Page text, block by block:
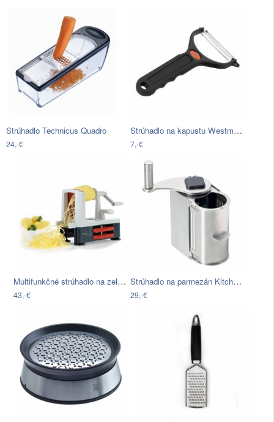
Strúhadlo Technicus Quadro
24,-€
Strúhadlo na kapustu Westmark Universal
7,-€
Multifunkčné strúhadlo na zeleninu…
43,-€
Strúhadlo na parmezán Kitchen Craft…
29,-€